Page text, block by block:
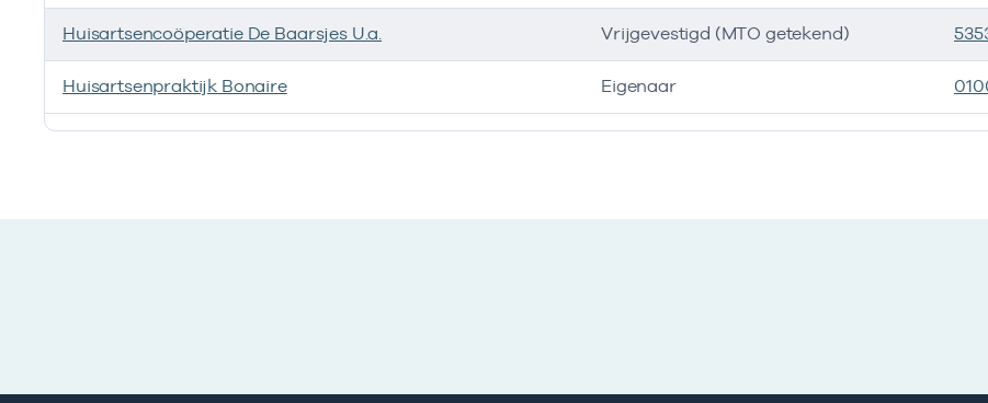
Ik heb een arbeidsrelatie met
Huisartsencoöperatie De Baarsjes U.a. Vrijgevestigd (MTO getekend)
Huisartsenpraktijk Bonaire Eigenaar